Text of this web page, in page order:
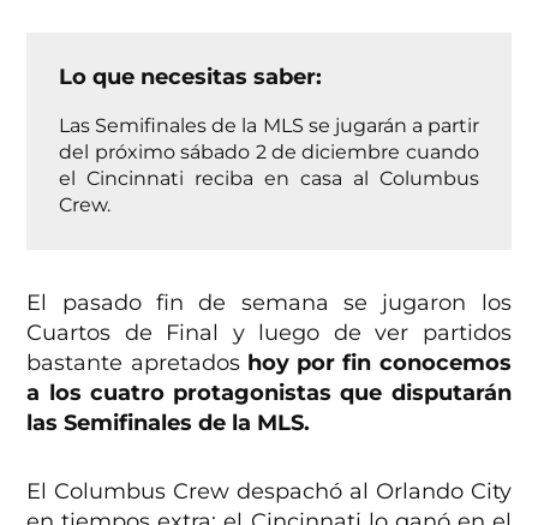
Lo que necesitas saber:
Las Semifinales de la MLS se jugarán a partir
del próximo sábado 2 de diciembre cuando
el Cincinnati reciba en casa al Columbus
Crew.
El pasado fin de semana se jugaron los
Cuartos de Final y luego de ver partidos
bastante apretados hoy por fin conocemos
a los cuatro protagonistas que disputarán
las Semifinales de la MLS.
El Columbus Crew despachó al Orlando City